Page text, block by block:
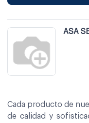
ASA
Cada producto de
de calidad y